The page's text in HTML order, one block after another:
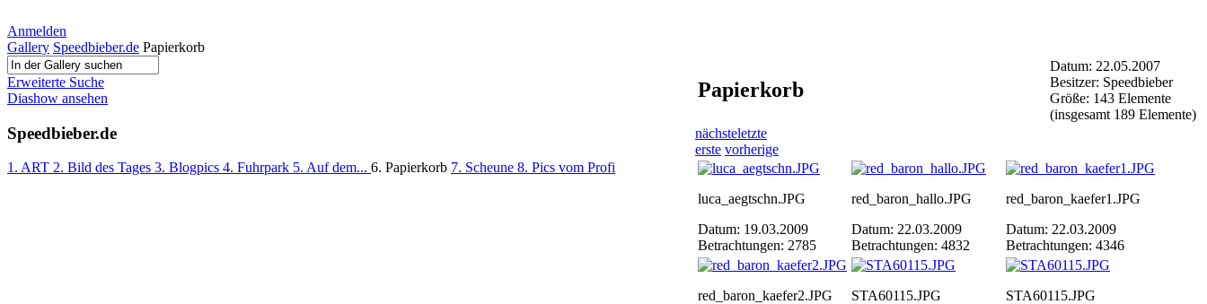
Anmelden
Gallery Speedbieber.de Papierkorb
Erweiterte Suche
Diashow ansehen
Speedbieber.de
1. ART 2. Bild des Tages 3. Blogpics 4. Fuhrpark 5. Auf dem... 6. Papierkorb 7. Scheune 8. Pics vom Profi
Papierkorb
Datum: 22.05.2007
Besitzer: Speedbieber
Größe: 143 Elemente
(insgesamt 189 Elemente)
nächsteletzte
erste vorherige
luca_aegtschn.JPG
Datum: 19.03.2009
Betrachtungen: 2785
red_baron_hallo.JPG
Datum: 22.03.2009
Betrachtungen: 4832
red_baron_kaefer1.JPG
Datum: 22.03.2009
Betrachtungen: 4346
red_baron_kaefer2.JPG
STA60115.JPG
STA60115.JPG